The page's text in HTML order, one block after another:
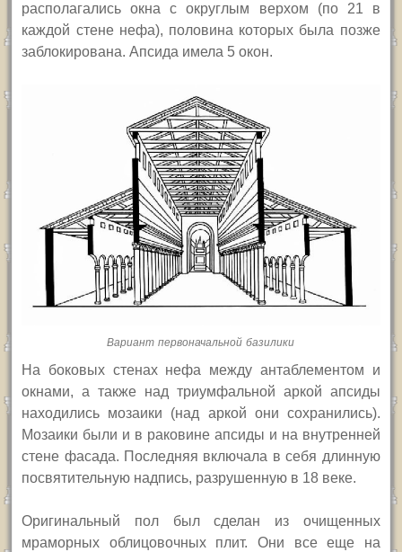
располагались окна с округлым верхом (по 21 в
каждой стене нефа), половина которых была позже
заблокирована. Апсида имела 5 окон.
Вариант первоначальной базилики
На боковых стенах нефа между антаблементом и
окнами, а также над триумфальной аркой апсиды
находились мозаики (над аркой они сохранились).
Мозаики были и в раковине апсиды и на внутренней
стене фасада. Последняя включала в себя длинную
посвятительную надпись, разрушенную в 18 веке.
Оригинальный пол был сделан из очищенных
мраморных облицовочных плит. Они все еще на